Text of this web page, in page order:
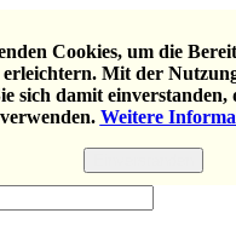
Cookies, um die
erleichtern. Mit der
sich damit einverstanden,
verwenden. Weitere